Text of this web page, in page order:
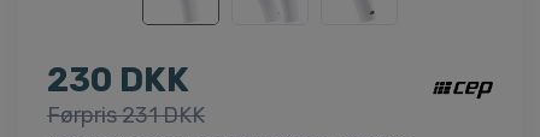
230 DKK
Førpris 231 DKK